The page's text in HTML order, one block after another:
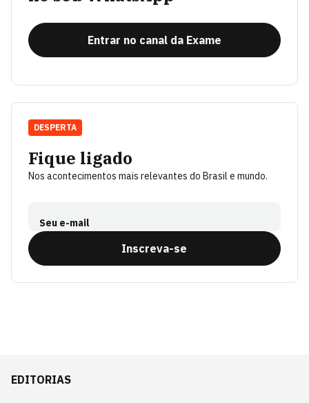
Entrar no canal da Exame
Fique ligado
Nos acontecimentos mais relevantes do Brasil e mundo.
Seu e-mail
Inscreva-se
DESPERTA
EDITORIAS